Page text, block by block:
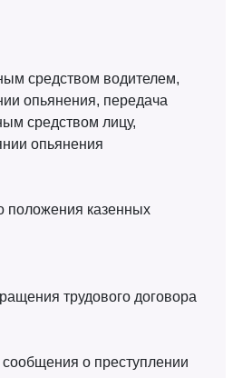
средством водителем,
опьянения, передача
средством лицу,
опьянения
положения казенных
трудового договора
о преступлении